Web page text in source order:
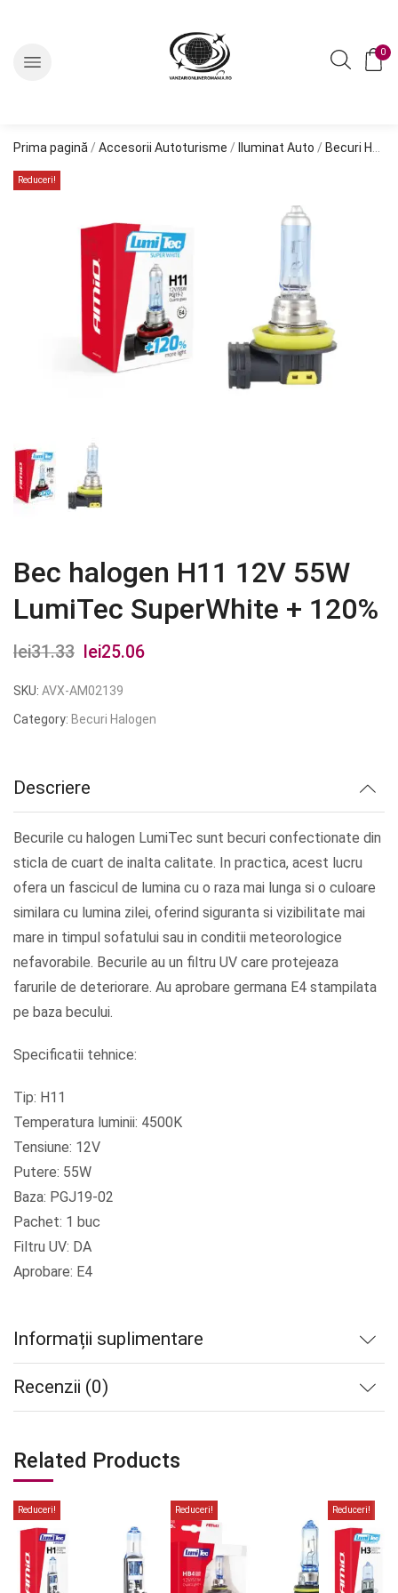
0
Prima pagină / Accesorii Autoturisme / Iluminat Auto / Becuri Halogen
Reduceri!
Bec halogen H11 12V 55W
LumiTec SuperWhite + 120%
lei31.33
Prețul
inițial
a
lei25.06
este:
SKU: AVX-AM02139
Category: Becuri Halogen
Descriere
Becurile cu halogen LumiTec sunt becuri confectionate din
sticla de cuart de inalta calitate. In practica, acest lucru
ofera un fascicul de lumina cu o raza mai lunga si o culoare
similara cu lumina zilei, oferind siguranta si vizibilitate mai
mare in timpul sofatului sau in conditii meteorologice
nefavorabile. Becurile au un filtru UV care protejeaza
farurile de deteriorare. Au aprobare germana E4 stampilata
pe baza becului.
Specificatii tehnice:
Tip: H11
Temperatura luminii: 4500K
Tensiune: 12V
Putere: 55W
Baza: PGJ19-02
Pachet: 1 buc
Filtru UV: DA
Aprobare: E4
Informații suplimentare
Recenzii (0)
Related Products
Reduceri! Reduceri! Reduceri!